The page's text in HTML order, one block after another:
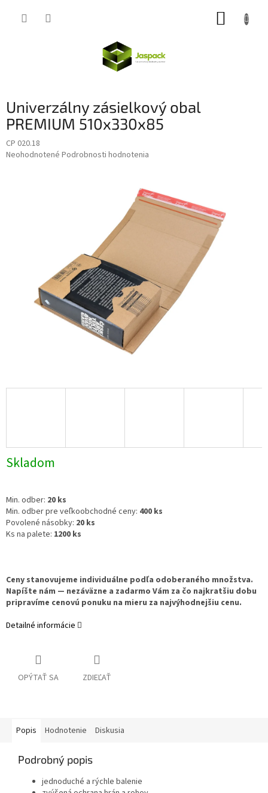
Univerzálny zásielkový obal
PREMIUM 510x330x85
CP 020.18
Priemerné
Neohodnotené Podrobnosti hodnotenia
Skladom
Min. odber: 20 ks
Min. odber pre veľkoobchodné ceny: 400 ks
Povolené násobky: 20 ks
Ks na palete: 1200 ks
Ceny stanovujeme individuálne podľa odoberaného množstva.
Napíšte nám — nezáväzne a zadarmo Vám za čo najkratšiu dobu
pripravíme cenovú ponuku na mieru za najvýhodnejšiu cenu.
Detailné informácie
OPÝTAŤ SA ZDIEĽAŤ
Popis Hodnotenie Diskusia
Podrobný popis
jednoduché a rýchle balenie